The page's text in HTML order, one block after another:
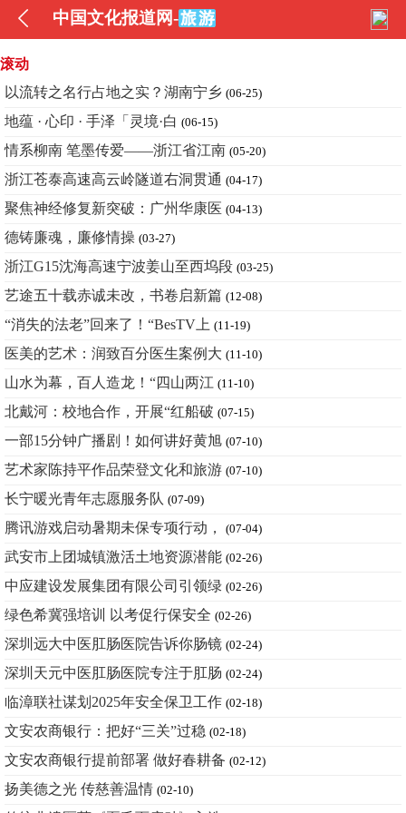
中国文化报道网-
滚动
以流转之名行占地之实？湖南宁乡 (06-25)
地蕴 · 心印 · 手泽「灵境·白 (06-15)
情系柳南 笔墨传爱——浙江省江南 (05-20)
浙江苍泰高速高云岭隧道右洞贯通 (04-17)
聚焦神经修复新突破：广州华康医 (04-13)
德铸廉魂，廉修情操 (03-27)
浙江G15沈海高速宁波姜山至西坞段 (03-25)
艺途五十载赤诚未改，书卷启新篇 (12-08)
“消失的法老”回来了！“BesTV上 (11-19)
医美的艺术：润致百分医生案例大 (11-10)
山水为幕，百人造龙！“四山两江 (11-10)
北戴河：校地合作，开展“红船破 (07-15)
一部15分钟广播剧！如何讲好黄旭 (07-10)
艺术家陈持平作品荣登文化和旅游 (07-10)
长宁暖光青年志愿服务队 (07-09)
腾讯游戏启动暑期未保专项行动， (07-04)
武安市上团城镇激活土地资源潜能 (02-26)
中应建设发展集团有限公司引领绿 (02-26)
绿色希冀强培训 以考促行保安全 (02-26)
深圳远大中医肛肠医院告诉你肠镜 (02-24)
深圳天元中医肛肠医院专注于肛肠 (02-24)
临漳联社谋划2025年安全保卫工作 (02-18)
文安农商银行：把好“三关”过稳 (02-18)
文安农商银行提前部署 做好春耕备 (02-12)
扬美德之光 传慈善温情 (02-10)